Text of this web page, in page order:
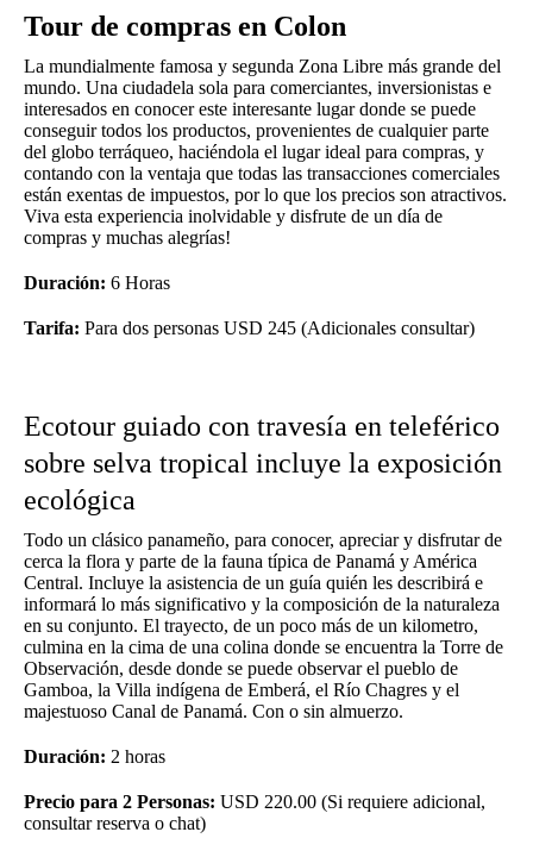
Tour de compras en Colon
La mundialmente famosa y segunda Zona Libre más grande del
mundo. Una ciudadela sola para comerciantes, inversionistas e
interesados en conocer este interesante lugar donde se puede
conseguir todos los productos, provenientes de cualquier parte
del globo terráqueo, haciéndola el lugar ideal para compras, y
contando con la ventaja que todas las transacciones comerciales
están exentas de impuestos, por lo que los precios son atractivos.
Viva esta experiencia inolvidable y disfrute de un día de
compras y muchas alegrías!
Duración: 6 Horas
Tarifa: Para dos personas USD 245 (Adicionales consultar)
Ecotour guiado con travesía en teleférico
sobre selva tropical incluye la exposición
ecológica
Todo un clásico panameño, para conocer, apreciar y disfrutar de
cerca la flora y parte de la fauna típica de Panamá y América
Central. Incluye la asistencia de un guía quién les describirá e
informará lo más significativo y la composición de la naturaleza
en su conjunto. El trayecto, de un poco más de un kilometro,
culmina en la cima de una colina donde se encuentra la Torre de
Observación, desde donde se puede observar el pueblo de
Gamboa, la Villa indígena de Emberá, el Río Chagres y el
majestuoso Canal de Panamá. Con o sin almuerzo.
Duración: 2 horas
Precio para 2 Personas: USD 220.00 (Si requiere adicional,
consultar reserva o chat)